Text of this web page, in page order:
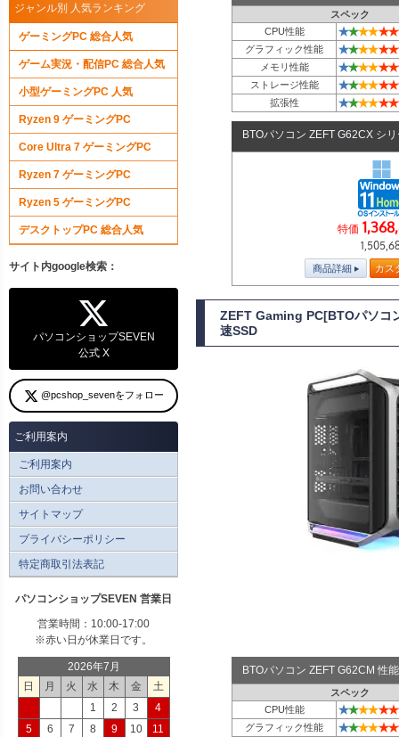
スペック
CPU性能
★★★★★★
グラフィック性能 ★★★★★★
メモリ性能 ★★★★★★
ストレージ性能 ★★★★★★
拡張性 ★★★★★★
BTOパソコン ZEFT G62CX シ
特価
商品詳細 カス
ZEFT Gaming PC[BTOパソコ
速SSD
BTOパソコン ZEFT G62CM 性
スペック
CPU性能
★★★★★★
グラフィック性能 ★★★★★★
ジャンル別 人気ランキング
ゲーミングPC 総合人気
ゲーム実況・配信PC 総合人気
小型ゲーミングPC 人気
Ryzen 9 ゲーミングPC
Core Ultra 7 ゲーミングPC
Ryzen 7 ゲーミングPC
Ryzen 5 ゲーミングPC
デスクトップPC 総合人気
サイト内google検索：
パソコンショップSEVEN
公式 X
@pcshop_sevenをフォロー
ご利用案内
ご利用案内
お問い合わせ
サイトマップ
プライバシーポリシー
特定商取引法表記
パソコンショップSEVEN 営業日
営業時間：10:00-17:00
※赤い日が休業日です。
2026年7月
日
月 火 水 木 金
土
1
2 3
4
5
6 7 8 9 10
11